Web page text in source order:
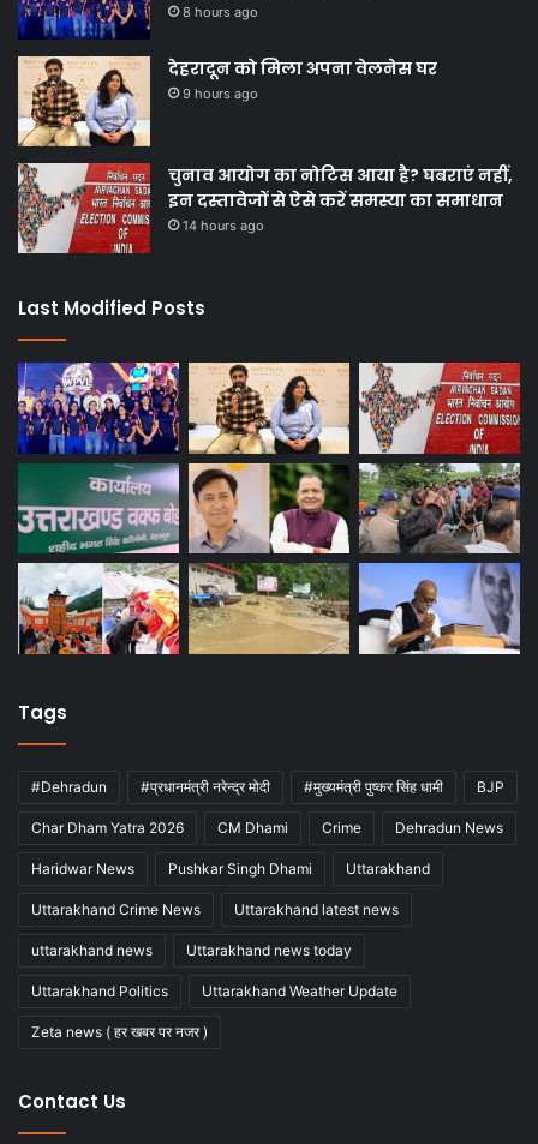
8 hours ago
देहरादून को मिला अपना वेलनेस घर
9 hours ago
चुनाव आयोग का नोटिस आया है? घबराएं नहीं,
इन दस्तावेजों से ऐसे करें समस्या का समाधान
14 hours ago
Last Modified Posts
Tags
#Dehradun #प्रधानमंत्री नरेन्द्र मोदी #मुख्यमंत्री पुष्कर सिंह धामी BJP
Char Dham Yatra 2026 CM Dhami Crime Dehradun News
Haridwar News Pushkar Singh Dhami Uttarakhand
Uttarakhand Crime News Uttarakhand latest news
uttarakhand news Uttarakhand news today
Uttarakhand Politics Uttarakhand Weather Update
Zeta news ( हर खबर पर नजर )
Contact Us